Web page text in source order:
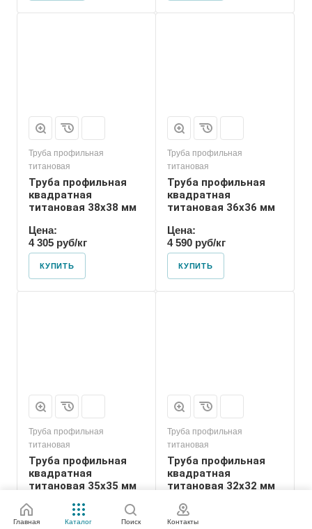
Труба профильная
титановая
Труба профильная
квадратная
титановая 38х38 мм
Цена:
4 305 руб/кг
КУПИТЬ
Труба профильная
титановая
Труба профильная
квадратная
титановая 36х36 мм
Цена:
4 590 руб/кг
КУПИТЬ
Труба профильная
титановая
Труба профильная
квадратная
титановая 35х35 мм
Цена:
3 700 руб/кг
Труба профильная
титановая
Труба профильная
квадратная
титановая 32х32 мм
Цена:
4 000 руб/кг
Главная Каталог Поиск Контакты